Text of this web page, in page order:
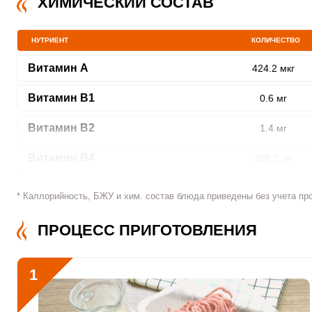
НУТРИЕНТ КОЛИЧЕСТВО
Витамин A 424.2 мкг
Витамин В1 0.6 мг
Витамин В2 1.4 мг
Витамин В12 1.1 мкг
Витамин С 17.7 мкг
* Каллорийность, БЖУ и хим. состав блюда приведены без учета
ПРОЦЕСС ПРИГОТОВЛЕНИЯ
1
Сообщить об ошибке